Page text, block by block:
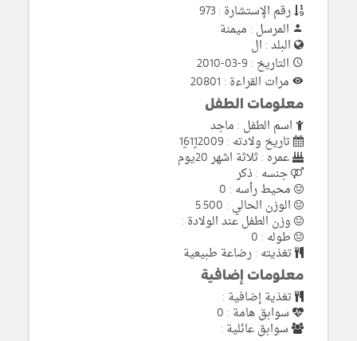
رقم الإستشارة : 973
المرسل : ميمنة
البلد : ال
التاريخ : 9-03-2010
مرات القراءة : 20801
معلومات الطفل
اسم الطفل : ماجد
تاريخ ولادته : 16ِ11ِ2009
عمره : ثلاثة اشهر 20يوم
جنسه : ذكر
محيط رأسه : 0
الوزن الحالي : 5.500
وزن الطفل عند الولادة :
طوله : 0
تغذيته : رضاعة طبيعية
معلومات إضافية
تغذية إضافية :
سوابق هامة : 0
سوابق عائلية :